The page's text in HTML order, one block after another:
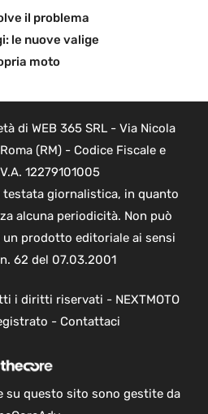
il problema
le nuove valige
moto
di WEB 365 SRL - Via Nicola
(RM) - Codice Fiscale e
12279101005
giornalistica, in quanto
alcuna periodicità. Non può
prodotto editoriale ai sensi
62 del 07.03.2001
i diritti riservati - NEXTMOTO
- Contattaci
su questo sito sono gestite da